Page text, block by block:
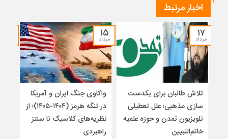
اخبار مرتبط
۱۷
مرداد
تلاش طالبان برای یکدست
سازی مذهبی؛ علل تعطیلی
تلویزیون تمدن و حوزه علمیه
خاتم‌النبیین
۱۵
مرداد
واکاوی جنگ ایران و آمریکا
در تنگه هرمز (۱۴۰۴-۱۴۰۵)؛ از
نظریه‌های کلاسیک تا سنتز
راهبردی